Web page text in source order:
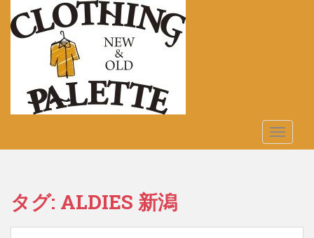
n
タグ: ALDIES 新潟